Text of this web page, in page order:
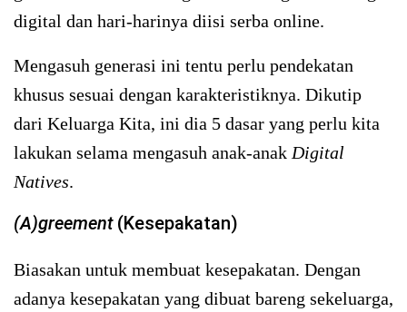
digital dan hari-harinya diisi serba online.
Mengasuh generasi ini tentu perlu pendekatan
khusus sesuai dengan karakteristiknya. Dikutip
dari Keluarga Kita, ini dia 5 dasar yang perlu kita
lakukan selama mengasuh anak-anak Digital
Natives.
(A)greement(Kesepakatan)
Biasakan untuk membuat kesepakatan. Dengan
adanya kesepakatan yang dibuat bareng sekeluarga,